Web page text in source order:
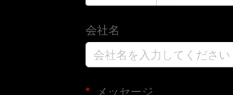
会社名
メッセージ